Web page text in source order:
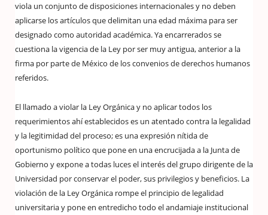
viola un conjunto de disposiciones internacionales y no deben
aplicarse los artículos que delimitan una edad máxima para ser
designado como autoridad académica. Ya encarrerados se
cuestiona la vigencia de la Ley por ser muy antigua, anterior a la
firma por parte de México de los convenios de derechos humanos
referidos.
El llamado a violar la Ley Orgánica y no aplicar todos los
requerimientos ahí establecidos es un atentado contra la legalidad
y la legitimidad del proceso; es una expresión nítida de
oportunismo político que pone en una encrucijada a la Junta de
Gobierno y expone a todas luces el interés del grupo dirigente de la
Universidad por conservar el poder, sus privilegios y beneficios. La
violación de la Ley Orgánica rompe el principio de legalidad
universitaria y pone en entredicho todo el andamiaje institucional